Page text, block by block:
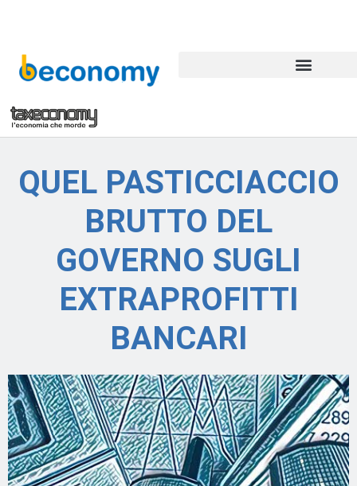
QUEL PASTICCIACCIO
BRUTTO DEL
GOVERNO SUGLI
EXTRAPROFITTI
BANCARI